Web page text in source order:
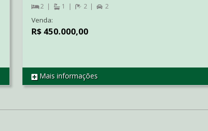
REF CO00949
2 1 2 2
Venda:
R$ 450.000,00
Mais informações